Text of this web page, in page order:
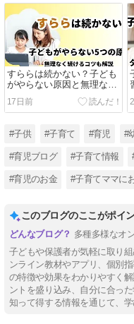
すららは続かない？子ども
がやらない原因と無理なく
続けるための対策
17日前
#子供 #子育て #育児 #
#育児ブログ #子育て情報
#育児のお金 #子育てママに
このブログのここがポイ
多種多様なオ
子どもや保護者が気軽に取り
ンライン教材やアプリ、個別
の特徴や効果をわかりやすく
ントを盛り込み、自分に合っ
知って得する情報を通じて、